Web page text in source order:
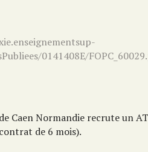
0141408E/
Caen Normandie recrute un
de 6 mois).